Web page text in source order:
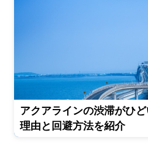
アクアラインの渋滞がひ
理由と回避方法を紹介